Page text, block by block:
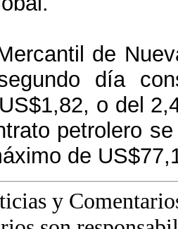
de
día
o del
petrolero
de
y